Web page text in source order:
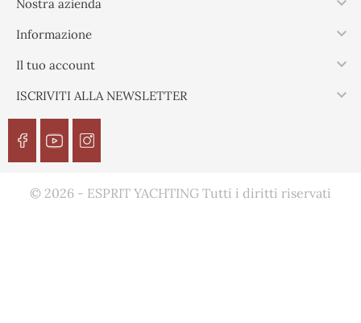
Nostra azienda
Informazione 
Il tuo account 
ISCRIVITI ALLA NEWSLETTER 
© 2026 - ESPRIT YACHTING Tutti i diritti riservati